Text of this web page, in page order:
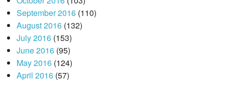
September 2016(110)
August 2016(132)
July 2016(153)
June 2016(95)
May 2016(124)
April 2016(57)